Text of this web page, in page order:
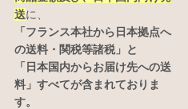
送に、
「フランス本社から日本拠点へ
の送料・関税等諸税」と
「日本国内からお届け先への送
料」すべてが含まれておりま
す。